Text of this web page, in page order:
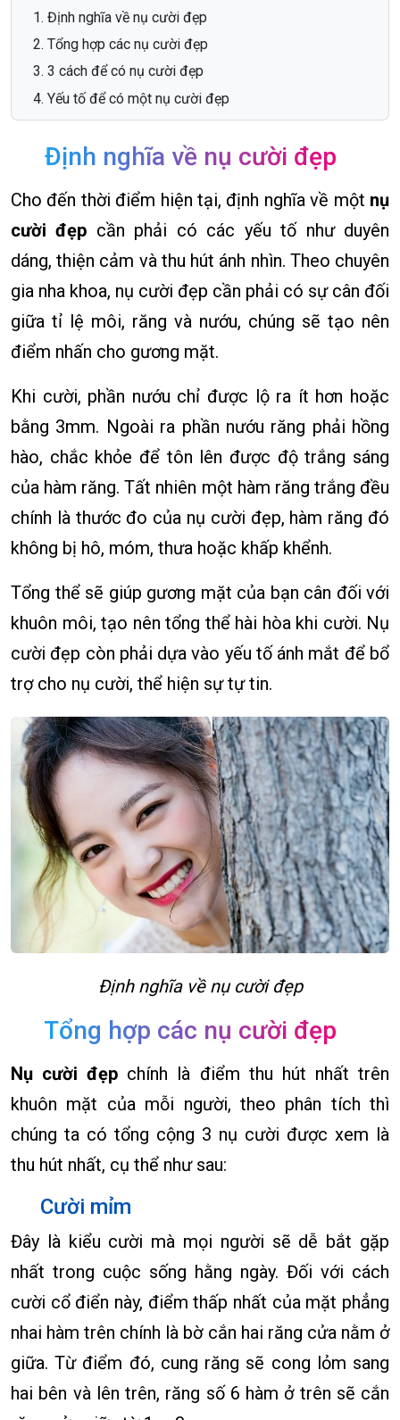
Định nghĩa về nụ cười đẹp
Tổng hợp các nụ cười đẹp
3 cách để có nụ cười đẹp
Yếu tố để có một nụ cười đẹp
Định nghĩa về nụ cười đẹp
Cho đến thời điểm hiện tại, định nghĩa về một nụ
cười đẹp cần phải có các yếu tố như duyên
dáng, thiện cảm và thu hút ánh nhìn. Theo chuyên
gia nha khoa, nụ cười đẹp cần phải có sự cân đối
giữa tỉ lệ môi, răng và nướu, chúng sẽ tạo nên
điểm nhấn cho gương mặt.
Khi cười, phần nướu chỉ được lộ ra ít hơn hoặc
bằng 3mm. Ngoài ra phần nướu răng phải hồng
hào, chắc khỏe để tôn lên được độ trắng sáng
của hàm răng. Tất nhiên một hàm răng trắng đều
chính là thước đo của nụ cười đẹp, hàm răng đó
không bị hô, móm, thưa hoặc khấp khểnh.
Tổng thể sẽ giúp gương mặt của bạn cân đối với
khuôn môi, tạo nên tổng thể hài hòa khi cười. Nụ
cười đẹp còn phải dựa vào yếu tố ánh mắt để bổ
trợ cho nụ cười, thể hiện sự tự tin.
Định nghĩa về nụ cười đẹp
Tổng hợp các nụ cười đẹp
Nụ cười đẹp chính là điểm thu hút nhất trên
khuôn mặt của mỗi người, theo phân tích thì
chúng ta có tổng cộng 3 nụ cười được xem là
thu hút nhất, cụ thể như sau:
Cười mỉm
Đây là kiểu cười mà mọi người sẽ dễ bắt gặp
nhất trong cuộc sống hằng ngày. Đối với cách
cười cổ điển này, điểm thấp nhất của mặt phẳng
nhai hàm trên chính là bờ cắn hai răng cửa nằm ở
giữa. Từ điểm đó, cung răng sẽ cong lỏm sang
hai bên và lên trên, răng số 6 hàm ở trên sẽ cắn